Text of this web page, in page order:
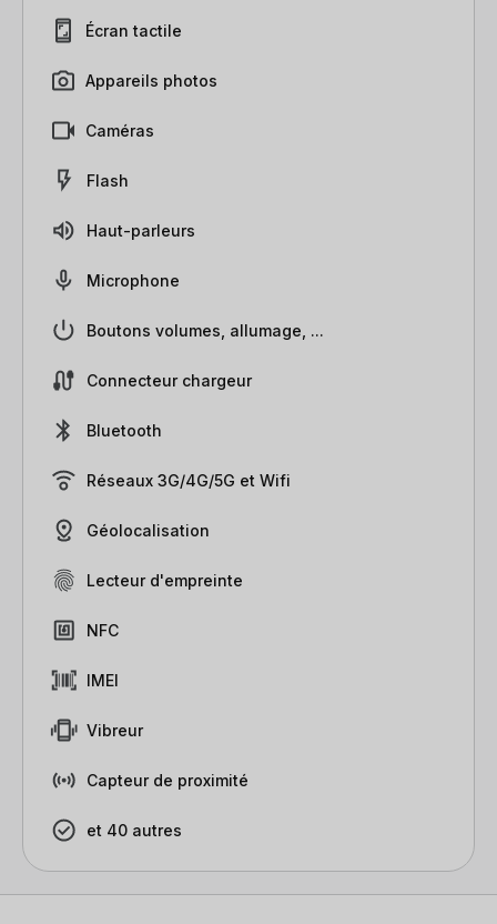
Écran tactile
Appareils photos
Caméras
Flash
Haut-parleurs
Microphone
Boutons volumes, allumage, ...
Connecteur chargeur
Bluetooth
Réseaux 3G/4G/5G et Wifi
Géolocalisation
Lecteur d'empreinte
NFC
IMEI
Vibreur
Capteur de proximité
et 40 autres